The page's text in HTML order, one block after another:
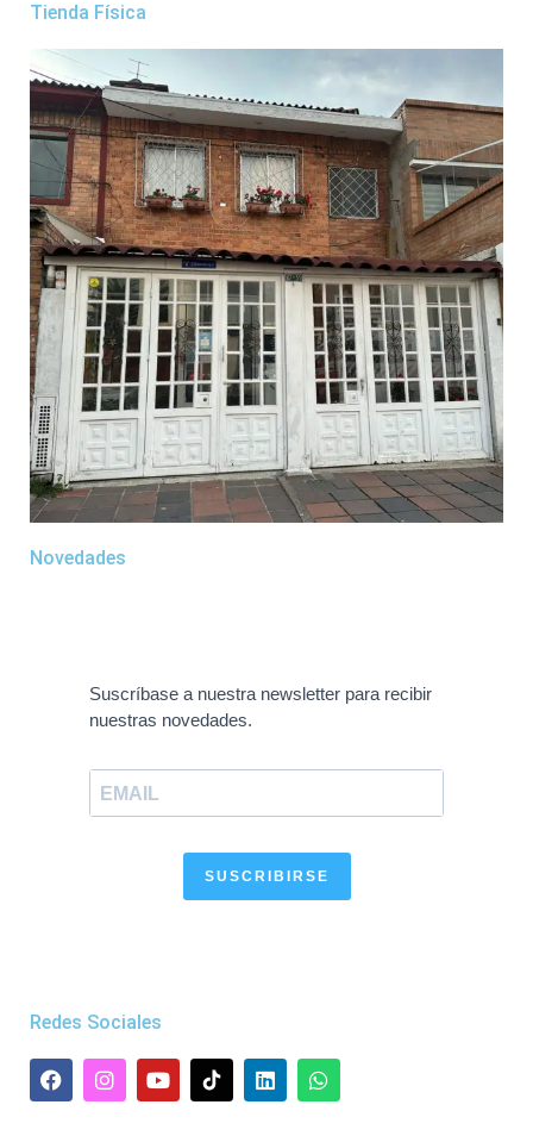
Tienda Física
Novedades
Suscríbase a nuestra newsletter para recibir
nuestras novedades.
SUSCRIBIRSE
Redes Sociales
F
a
I
n
Y
o
L
i
W
h